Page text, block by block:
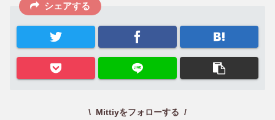
シェアする
Mittiyをフォローする